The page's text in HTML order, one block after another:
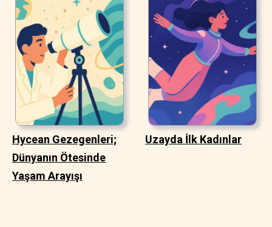
Hycean Gezegenleri;
Dünyanın Ötesinde
Yaşam Arayışı
Uzayda İlk Kadınlar